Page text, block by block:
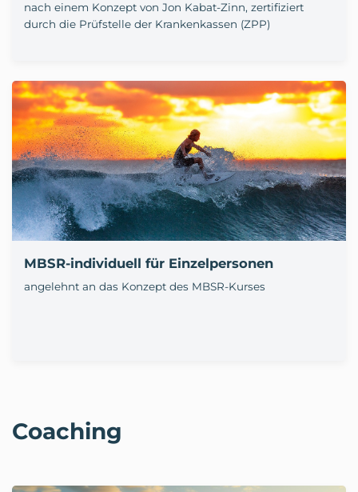
nach einem Konzept von Jon Kabat-Zinn, zertifiziert
durch die Prüfstelle der Krankenkassen (ZPP)
MBSR-individuell für Einzelpersonen
angelehnt an das Konzept des MBSR-Kurses
Coaching